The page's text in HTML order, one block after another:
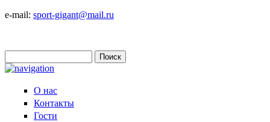
e-mail: sport-gigant@mail.ru
Форма поиска
О нас
Контакты
Гости